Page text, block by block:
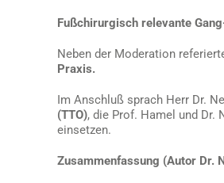
Fußchirurgisch relevante
Neben der Moderation
Praxis.
Im Anschluß sprach Herr Dr.
(TTO), die Prof. Hamel und Dr.
einsetzen.
Zusammenfassung (Autor Dr.